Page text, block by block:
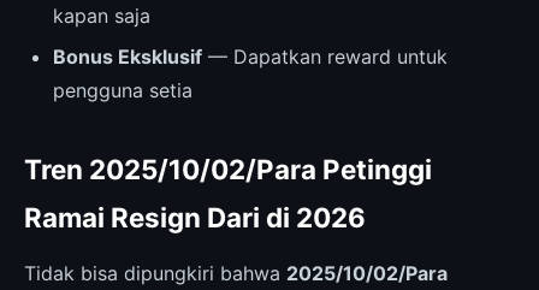
kapan saja
Bonus Eksklusif — Dapatkan reward untuk
pengguna setia
Tren 2025/10/02/Para Petinggi
Ramai Resign Dari di 2026
Tidak bisa dipungkiri bahwa 2025/10/02/Para